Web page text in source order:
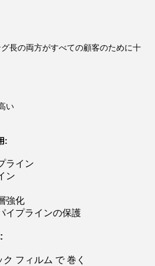
長の両方がすべての顧客のために十
い
:
ライン
ン
強化
イプラインの保護
フィルム で 巻く